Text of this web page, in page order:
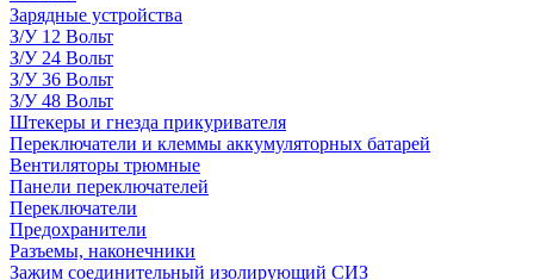
Зарядные устройства
З/У 12 Вольт
З/У 24 Вольт
З/У 36 Вольт
З/У 48 Вольт
Штекеры и гнезда прикуривателя
Переключатели и клеммы аккумуляторных батарей
Вентиляторы трюмные
Панели переключателей
Переключатели
Предохранители
Разъемы, наконечники
Зажим соединительный изолирующий СИЗ